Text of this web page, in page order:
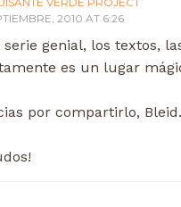
2010 AT 6:26
serie genial, los textos,
es un lugar
por compartirlo, Bleid.